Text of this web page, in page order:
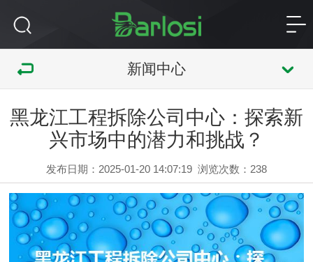
新闻中心
黑龙江工程拆除公司中心：探索新
兴市场中的潜力和挑战？
发布日期：2025-01-20 14:07:19 浏览次数： 238